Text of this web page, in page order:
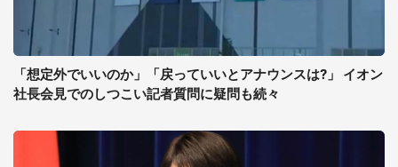
「想定外でいいのか」「戻っていいとアナウンスは?」 イオン
社長会見でのしつこい記者質問に疑問も続々